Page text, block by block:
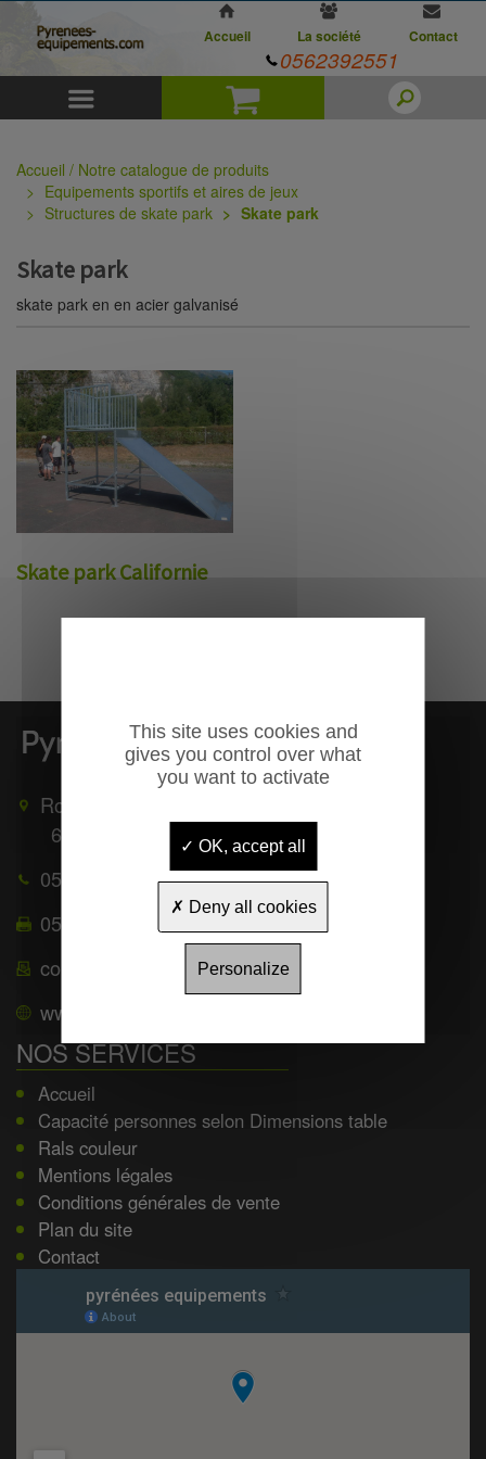
Panier
Accueil La société Contact
0562392551
Accueil / Notre catalogue de produits
Equipements sportifs et aires de jeux
Structures de skate park
Skate park
Skate park
skate park en en acier galvanisé
Skate park Californie
Route de Mauléon
65370
05 62 39 25 51
05 62 39 22 55
contact@pyrenees-equipements.com
www.pyrenees-equipements.com
NOS SERVICES
Accueil
Capacité personnes selon Dimensions table
Rals couleur
Mentions légales
Conditions générales de vente
Plan du site
Contact
This site uses cookies and
gives you control over what
you want to activate
OK, accept all
Deny all cookies
Personalize